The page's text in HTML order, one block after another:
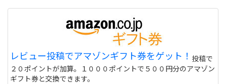
サイトは日本からでも購入できますか？ また個人
情報は英語で入力する必要があるのでしょうか？
偽物うってるとこもあるので 海外のサイトって注意
しないと危ない 個人輸入とかしてオクで偽物うって
る人もいるけど
サイトを見る
レビュー投稿でアマゾンギフト券をゲット！ 投稿で
２０ポイントが加算。１０００ポイントで５００円分のアマゾン
ギフト券と交換できます。